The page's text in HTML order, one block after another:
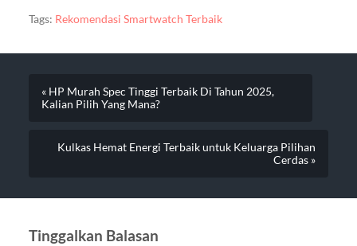
Tags: Rekomendasi Smartwatch Terbaik
« HP Murah Spec Tinggi Terbaik Di Tahun 2025,
Kalian Pilih Yang Mana?
Kulkas Hemat Energi Terbaik untuk Keluarga Pilihan
Cerdas »
Tinggalkan Balasan